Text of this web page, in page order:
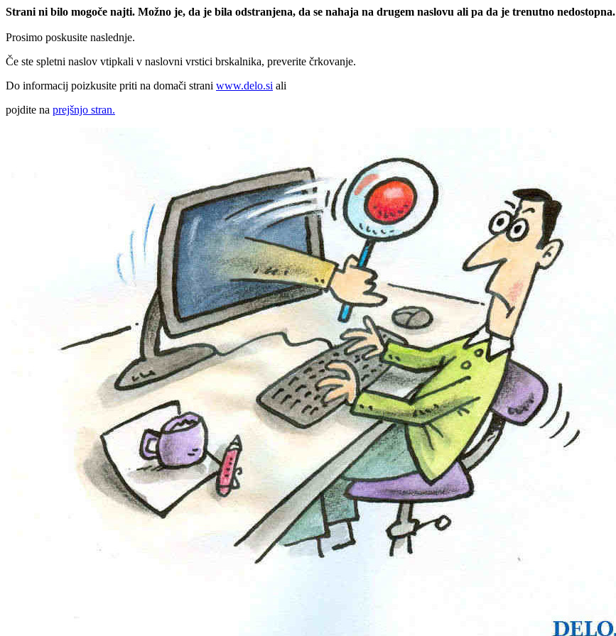
Strani ni bilo mogoče najti. Možno je, da je bila odstranjena, da se nahaja na drugem naslovu ali pa da je trenutno nedostopna.
Prosimo poskusite naslednje.
Če ste spletni naslov vtipkali v naslovni vrstici brskalnika, preverite črkovanje.
Do informacij poizkusite priti na domači strani www.delo.si ali
pojdite na prejšnjo stran.